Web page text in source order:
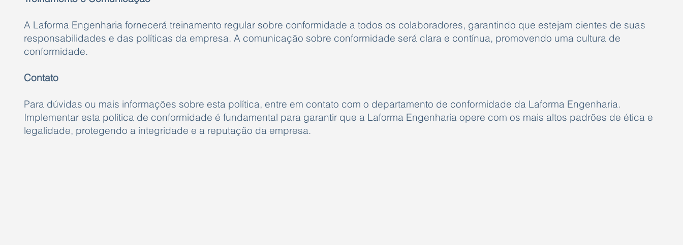
A Laforma Engenharia fornecerá treinamento regular sobre conformidade a todos os colaboradores, garantindo que estejam cientes de suas
responsabilidades e das políticas da empresa. A comunicação sobre conformidade será clara e contínua, promovendo uma cultura de
conformidade.
Contato
Para dúvidas ou mais informações sobre esta política, entre em contato com o departamento de conformidade da Laforma Engenharia.
Implementar esta política de conformidade é fundamental para garantir que a Laforma Engenharia opere com os mais altos padrões de ética e
legalidade, protegendo a integridade e a reputação da empresa.